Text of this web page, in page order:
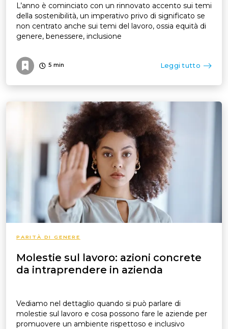
L’anno è cominciato con un rinnovato accento sui temi
della sostenibilità, un imperativo privo di significato se
non centrato anche sui temi del lavoro, ossia equità di
genere, benessere, inclusione
5 min Leggi tutto
PARITÀ DI GENERE
Molestie sul lavoro: azioni concrete
da intraprendere in azienda
Vediamo nel dettaglio quando si può parlare di
molestie sul lavoro e cosa possono fare le aziende per
promuovere un ambiente rispettoso e inclusivo